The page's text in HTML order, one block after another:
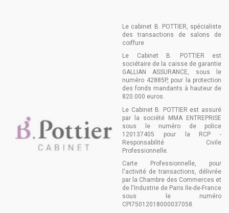
Le cabinet B. POTTIER, spécialiste
des transactions de salons de
coiffure
Le Cabinet B. POTTIER est
sociétaire de la caisse de garantie
GALLIAN ASSURANCE, sous le
numéro 42885P, pour la protection
des fonds mandants à hauteur de
820.000 euros.
Le Cabinet B. POTTIER est assuré
par la société MMA ENTREPRISE
sous le numéro de police
120137405 pour la RCP -
Responsabilité Civile
Professionnelle.
Carte Professionnelle, pour
l'activité de transactions, délivrée
par la Chambre des Commerces et
de l'Industrie de Paris Ile-de-France
sous le numéro
CPI75012018000037058.